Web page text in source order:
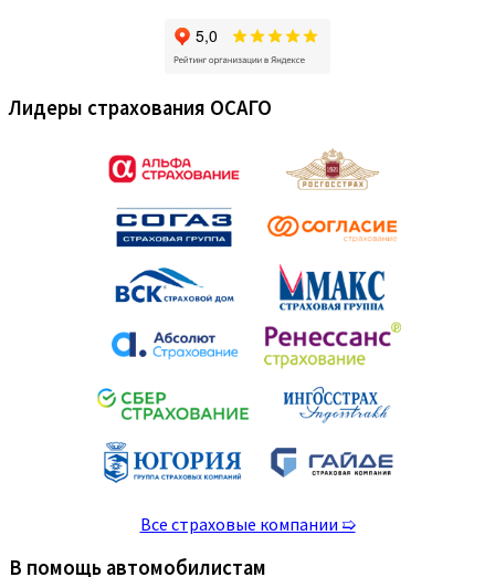
Лидеры страхования ОСАГО
Все страховые компании ➯
В помощь автомобилистам